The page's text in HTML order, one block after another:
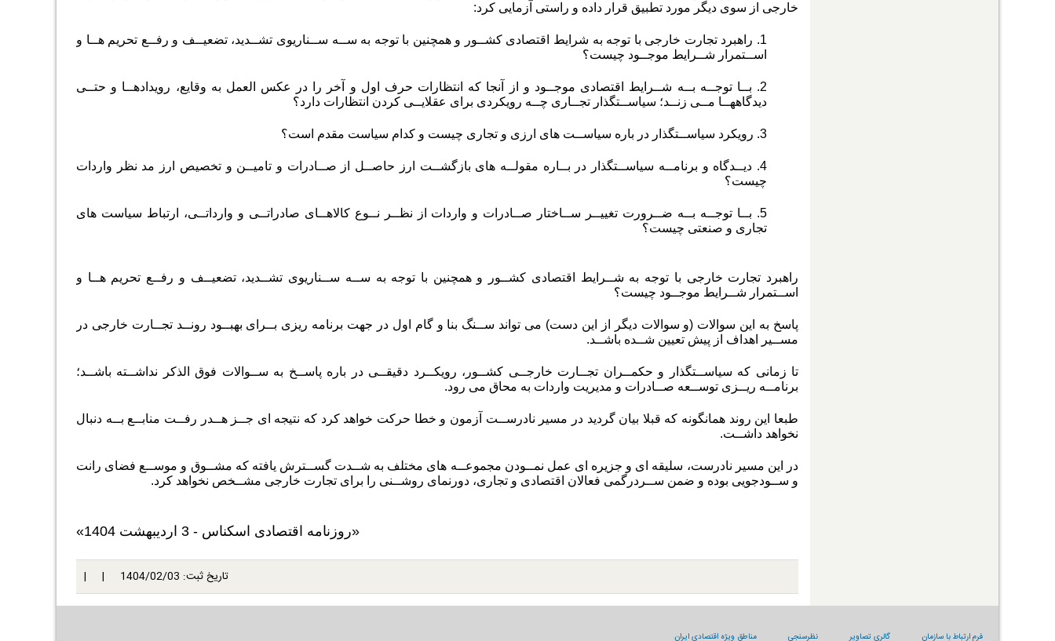
خارجی از سوی دیگر مورد تطبیق قرار داده و راستی آزمایی کرد:
1
. راهبرد تجارت خارجی با توجه به شرایط اقتصادی کشــور و همچنین با توجه به ســه ســناریوی تشــدید، تضعیــف و رفــع تحریم هــا و
اســتمرار شــرایط موجــود چیست؟
2
. بــا توجــه بــه شــرایط اقتصادی موجــود و از آنجا که انتظارات حرف اول و آخر را در عکس العمل به وقایع، رویدادهــا و حتــی
دیدگاههــا مــی زنــد؛ سیاســتگذار تجــاری چــه رویکردی برای عقلایــی کردن انتظارات دارد؟
3
. رویکرد سیاســتگذار در باره سیاســت های ارزی و تجاری چیست و کدام سیاست مقدم است؟
4
. دیــدگاه و برنامــه سیاســتگذار در بــاره مقولــه های بازگشــت ارز حاصــل از صــادرات و تامیــن و تخصیص ارز مد نظر واردات
چیست؟
5
. بــا توجــه بــه ضــرورت تغییــر ســاختار صــادرات و واردات از نظــر نــوع کالاهــای صادراتــی و وارداتــی، ارتباط سیاست های
تجاری و صنعتی چیست؟
راهبرد تجارت خارجی با توجه به شــرایط اقتصادی کشــور و همچنین با توجه به ســه ســناریوی تشــدید، تضعیــف و رفــع تحریم هــا و
اســتمرار شــرایط موجــود چیست؟
پاسخ به این سوالات (و سوالات دیگر از این دست) می تواند ســنگ بنا و گام اول در جهت برنامه ریزی بــرای بهبــود رونــد تجــارت خارجی در
مســیر اهداف از پیش تعیین شــده باشــد.
تا زمانی که سیاســتگذار و حکمــران تجــارت خارجــی کشــور، رویکــرد دقیقــی در باره پاســخ به ســوالات فوق الذکر نداشــته باشــد؛
برنامــه ریــزی توســعه صــادرات و مدیریت واردات به محاق می رود.
طبعا این روند همانگونه که قبلا بیان گردید در مسیر نادرســت آزمون و خطا حرکت خواهد کرد که نتیجه ای جــز هــدر رفــت منابــع بــه دنبال
نخواهد داشــت.
در این مسیر نادرست، سلیقه ای و جزیره ای عمل نمــودن مجموعــه های مختلف به شــدت گســترش یافته که مشــوق و موســع فضای رانت
و ســودجویی بوده و ضمن ســردرگمی فعالان اقتصادی و تجاری، دورنمای روشــنی را برای تجارت خارجی مشــخص نخواهد کرد.
«روزنامه اقتصادی اسکناس - 3 اردیبهشت 1404»
تاریخ ثبت: | |
فرم ارتباط با سازمان گالری تصاویر نظرسنجی مناطق ویژه اقتصادی ایران